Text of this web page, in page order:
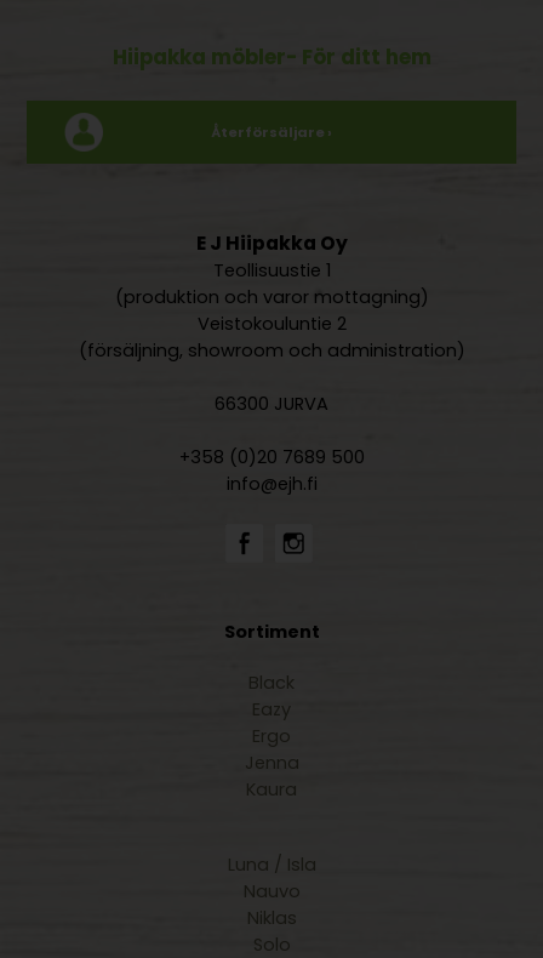
Hiipakka möbler- För ditt hem
Återförsäljare ›
E J Hiipakka Oy
Teollisuustie 1
(produktion och varor mottagning)
Veistokouluntie 2
(försäljning, showroom och administration)
66300 JURVA
+358 (0)20 7689 500
info@ejh.fi
Sortiment
Black
Eazy
Ergo
Jenna
Kaura
Luna / Isla
Nauvo
Niklas
Solo